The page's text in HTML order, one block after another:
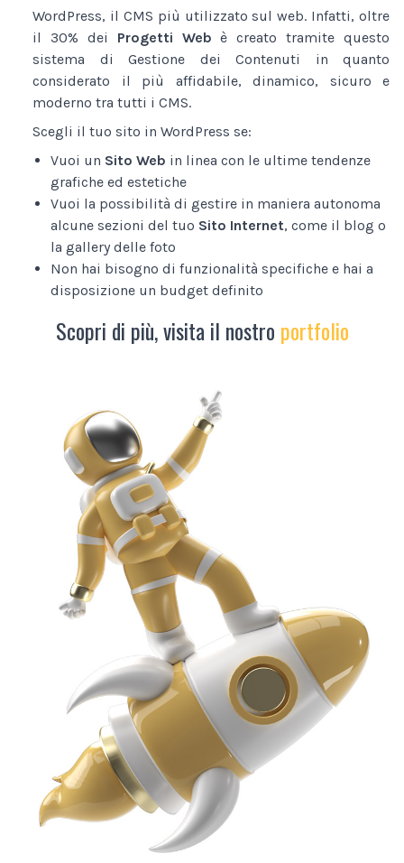
WordPress, il CMS più utilizzato sul web. Infatti, oltre
il 30% dei Progetti Web è creato tramite questo
sistema di Gestione dei Contenuti in quanto
considerato il più affidabile, dinamico, sicuro e
moderno tra tutti i CMS.
Scegli il tuo sito in WordPress se:
Vuoi un Sito Web in linea con le ultime tendenze
grafiche ed estetiche
Vuoi la possibilità di gestire in maniera autonoma
alcune sezioni del tuo Sito Internet, come il blog o
la gallery delle foto
Non hai bisogno di funzionalità specifiche e hai a
disposizione un budget definito
Scopri di più, visita il nostro portfolio